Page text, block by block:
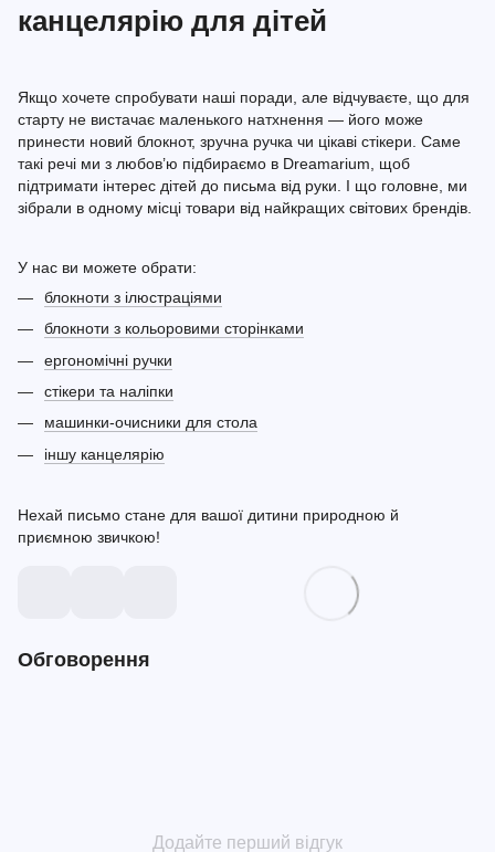
канцелярію для дітей
Якщо хочете спробувати наші поради, але відчуваєте, що для
старту не вистачає маленького натхнення — його може
принести новий блокнот, зручна ручка чи цікаві стікери. Саме
такі речі ми з любов’ю підбираємо в Dreamarium, щоб
підтримати інтерес дітей до письма від руки. І що головне, ми
зібрали в одному місці товари від найкращих світових брендів.
У нас ви можете обрати:
блокноти з ілюстраціями
блокноти з кольоровими сторінками
ергономічні ручки
стікери та наліпки
машинки-очисники для стола
іншу канцелярію
Нехай письмо стане для вашої дитини природною й
приємною звичкою!
Обговорення
Додайте перший відгук